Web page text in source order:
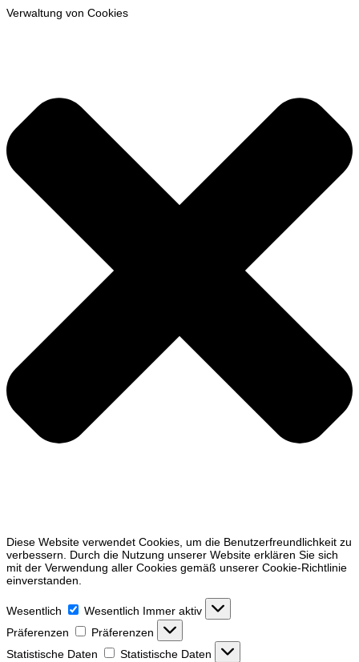
Verwaltung von Cookies
Diese Website verwendet Cookies, um die Benutzerfreundlichkeit zu
verbessern. Durch die Nutzung unserer Website erklären Sie sich
mit der Verwendung aller Cookies gemäß unserer Cookie-Richtlinie
einverstanden.
Wesentlich Wesentlich Immer aktiv
Präferenzen
Präferenzen
Statistische Daten
Statistische Daten